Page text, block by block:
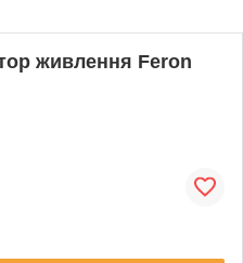
живлення Feron